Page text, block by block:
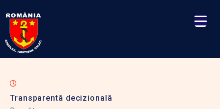
Transparentã decizionalã